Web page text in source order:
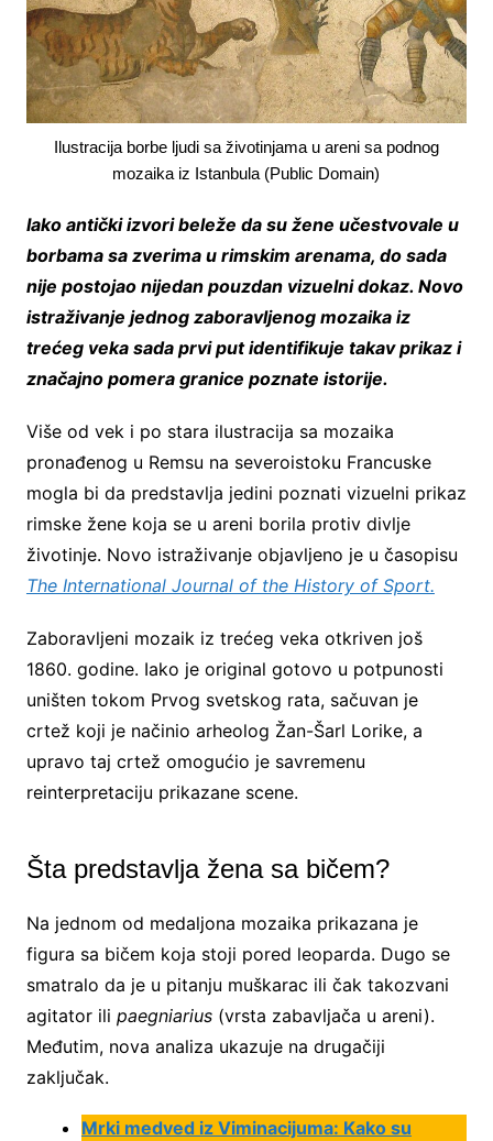
Ilustracija borbe ljudi sa životinjama u areni sa podnog
mozaika iz Istanbula (Public Domain)
Iako antički izvori beleže da su žene učestvovale u
borbama sa zverima u rimskim arenama, do sada
nije postojao nijedan pouzdan vizuelni dokaz. Novo
istraživanje jednog zaboravljenog mozaika iz
trećeg veka sada prvi put identifikuje takav prikaz i
značajno pomera granice poznate istorije.
Više od vek i po stara ilustracija sa mozaika
pronađenog u Remsu na severoistoku Francuske
mogla bi da predstavlja jedini poznati vizuelni prikaz
rimske žene koja se u areni borila protiv divlje
životinje. Novo istraživanje objavljeno je u časopisu
The International Journal of the History of Sport.
Zaboravljeni mozaik iz trećeg veka otkriven još
1860. godine. Iako je original gotovo u potpunosti
uništen tokom Prvog svetskog rata, sačuvan je
crtež koji je načinio arheolog Žan-Šarl Lorike, a
upravo taj crtež omogućio je savremenu
reinterpretaciju prikazane scene.
Šta predstavlja žena sa bičem?
Na jednom od medaljona mozaika prikazana je
figura sa bičem koja stoji pored leoparda. Dugo se
smatralo da je u pitanju muškarac ili čak takozvani
agitator ili paegniarius(vrsta zabavljača u areni).
Međutim, nova analiza ukazuje na drugačiji
zaključak.
Mrki medved iz Viminacijuma: Kako su